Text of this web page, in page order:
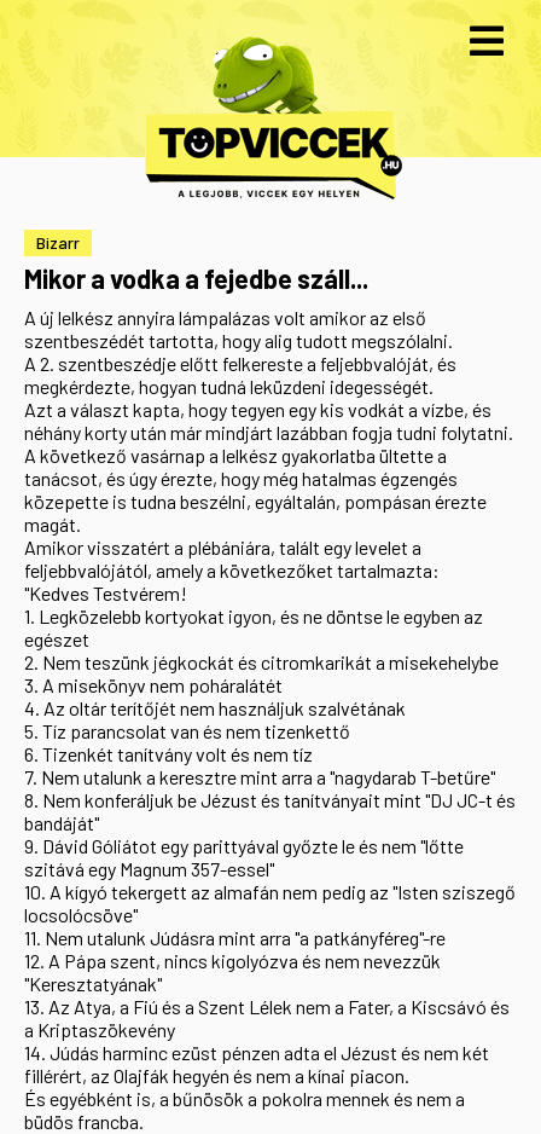
Bizarr
Mikor a vodka a fejedbe száll...
A új lelkész annyira lámpalázas volt amikor az első
szentbeszédét tartotta, hogy alig tudott megszólalni.
A 2. szentbeszédje előtt felkereste a feljebbvalóját, és
megkérdezte, hogyan tudná leküzdeni idegességét.
Azt a választ kapta, hogy tegyen egy kis vodkát a vízbe, és
néhány korty után már mindjárt lazábban fogja tudni folytatni.
A következő vasárnap a lelkész gyakorlatba ültette a
tanácsot, és úgy érezte, hogy még hatalmas égzengés
közepette is tudna beszélni, egyáltalán, pompásan érezte
magát.
Amikor visszatért a plébániára, talált egy levelet a
feljebbvalójától, amely a következőket tartalmazta:
"Kedves Testvérem!
1. Legközelebb kortyokat igyon, és ne döntse le egyben az
egészet
2. Nem teszünk jégkockát és citromkarikát a misekehelybe
3. A misekönyv nem poháralátét
4. Az oltár terítőjét nem használjuk szalvétának
5. Tíz parancsolat van és nem tizenkettő
6. Tizenkét tanítvány volt és nem tíz
7. Nem utalunk a keresztre mint arra a "nagydarab T-betűre"
8. Nem konferáljuk be Jézust és tanítványait mint "DJ JC-t és
bandáját"
9. Dávid Góliátot egy parittyával győzte le és nem "lőtte
szitává egy Magnum 357-essel"
10. A kígyó tekergett az almafán nem pedig az "Isten sziszegő
locsolócsöve"
11. Nem utalunk Júdásra mint arra "a patkányféreg"-re
12. A Pápa szent, nincs kigolyózva és nem nevezzük
"Keresztatyának"
13. Az Atya, a Fiú és a Szent Lélek nem a Fater, a Kiscsávó és
a Kriptaszökevény
14. Júdás harminc ezüst pénzen adta el Jézust és nem két
fillérért, az Olajfák hegyén és nem a kínai piacon.
És egyébként is, a bűnösök a pokolra mennek és nem a
büdös francba.